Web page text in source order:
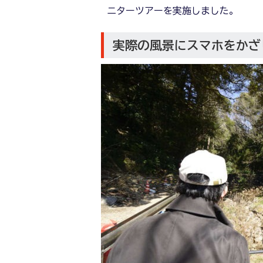
ニターツアーを実施しました。
実際の風景にスマホをか